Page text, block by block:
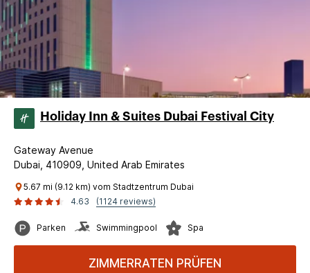
Holiday Inn & Suites Dubai Festival City
Gateway Avenue
Dubai, 410909, United Arab Emirates
5.67 mi (9.12 km) vom Stadtzentrum Dubai
4.63
(1124 reviews)
Parken Swimmingpool Spa
ZIMMERRATEN PRÜFEN